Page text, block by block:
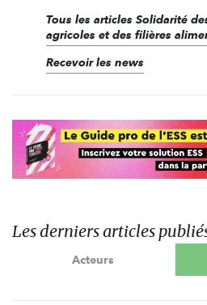
Tous les articles Solidarité
agricoles et des filières
Recevoir les news
Les derniers articles
Acteurs